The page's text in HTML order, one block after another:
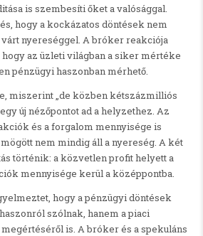
is szembesíti őket a valósággal.
hogy a kockázatos döntések nem
nyereséggel. A bróker reakciója
az üzleti világban a siker mértéke
pénzügyi haszonban mérhető.
miszerint „de közben kétszázmilliós
új nézőpontot ad a helyzethez. Az
és a forgalom mennyisége is
nem mindig áll a nyereség. A két
történik: a közvetlen profit helyett a
mennyisége kerül a középpontba.
hogy a pénzügyi döntések
szólnak, hanem a piaci
is. A bróker és a spekuláns